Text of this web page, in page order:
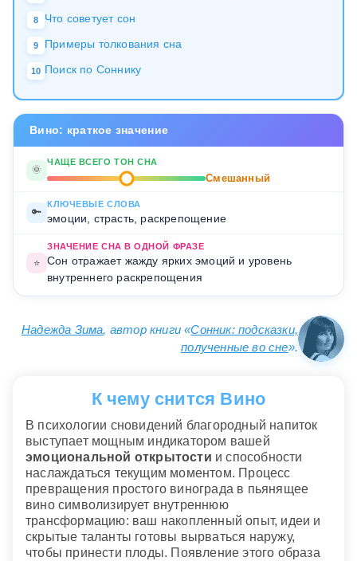
8 Что советует сон
9 Примеры толкования сна
10 Поиск по Соннику
Вино: краткое значение
🌞
ЧАЩЕ ВСЕГО ТОН СНА
Смешанный
🔑
КЛЮЧЕВЫЕ СЛОВА
эмоции, страсть, раскрепощение
⭐
ЗНАЧЕНИЕ СНА В ОДНОЙ ФРАЗЕ
Сон отражает жажду ярких эмоций и уровень
внутреннего раскрепощения
Надежда Зима, автор книги «Сонник: подсказки,
полученные во сне».
К чему снится Вино
В психологии сновидений благородный напиток
выступает мощным индикатором вашей
эмоциональной открытости и способности
наслаждаться текущим моментом. Процесс
превращения простого винограда в пьянящее
вино символизирует внутреннюю
трансформацию: ваш накопленный опыт, идеи и
скрытые таланты готовы вырваться наружу,
чтобы принести плоды. Появление этого образа